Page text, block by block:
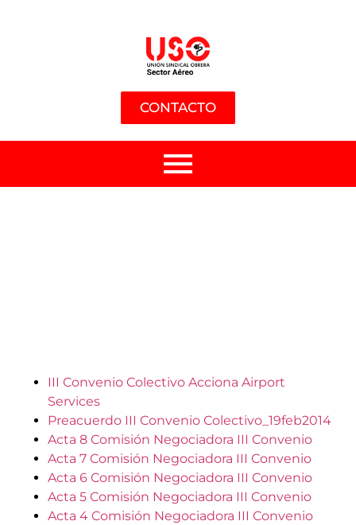
CONTACTO
III Convenio Colectivo Acciona Airport
Services
Preacuerdo III Convenio Colectivo_19feb2014
Acta 8 Comisión Negociadora III Convenio
Acta 7 Comisión Negociadora III Convenio
Acta 6 Comisión Negociadora III Convenio
Acta 5 Comisión Negociadora III Convenio
Acta 4 Comisión Negociadora III Convenio